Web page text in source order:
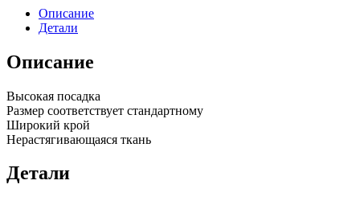
Описание
Детали
Описание
Высокая посадка
Размер соответствует стандартному
Широкий крой
Нерастягивающаяся ткань
Детали